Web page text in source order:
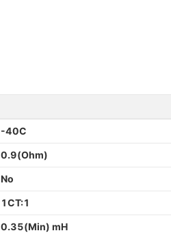
-40C
0.9(Ohm)
No
1CT:1
0.35(Min) mH